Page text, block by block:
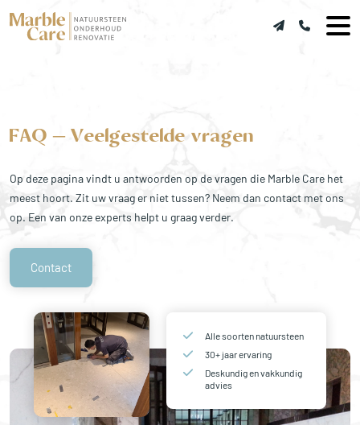
FAQ – Veelgestelde vragen
Op deze pagina vindt u antwoorden op de vragen die Marble Care het
meest hoort. Zit uw vraag er niet tussen? Neem dan contact met ons
op. Een van onze experts helpt u graag verder.
Contact
Alle soorten natuursteen
30+ jaar ervaring
Deskundig en vakkundig
advies